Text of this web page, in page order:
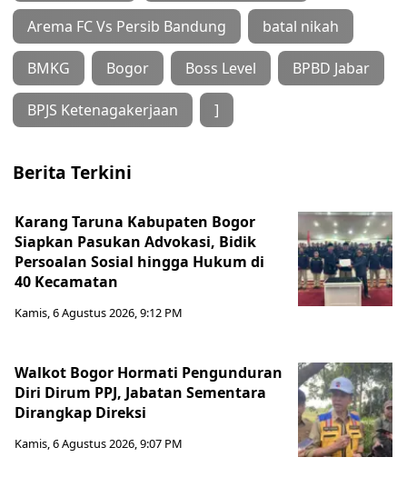
Arema FC Vs Persib Bandung batal nikah
BMKG Bogor Boss Level BPBD Jabar
BPJS Ketenagakerjaan ]
Berita Terkini
Karang Taruna Kabupaten Bogor
Siapkan Pasukan Advokasi, Bidik
Persoalan Sosial hingga Hukum di
40 Kecamatan
Kamis, 6 Agustus 2026, 9:12 PM
Walkot Bogor Hormati Pengunduran
Diri Dirum PPJ, Jabatan Sementara
Dirangkap Direksi
Kamis, 6 Agustus 2026, 9:07 PM